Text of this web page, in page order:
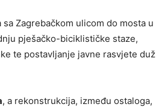
Zagrebačkom ulicom do mosta u
pješačko-biciklističke staze,
te postavljanje javne rasvjete duž
, a rekonstrukcija, između ostaloga,